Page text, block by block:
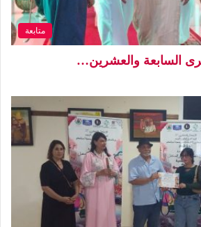
متابعة
السابعة والعشرين…